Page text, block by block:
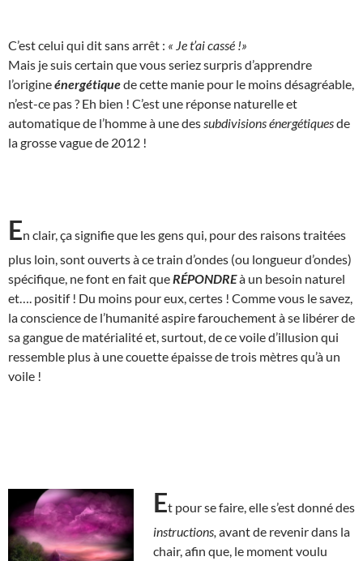
C’est celui qui dit sans arrêt : « Je t’ai cassé !»
Mais je suis certain que vous seriez surpris d’apprendre
l’origineénergétiquede cette manie pour le moins désagréable,
n’est-ce pas ? Eh bien ! C’est une réponse naturelle et
automatique de l’homme à une des subdivisions énergétiquesde
la grosse vague de 2012 !
En clair, ça signifie que les gens qui, pour des raisons traitées
plus loin, sont ouverts à ce train d’ondes (ou longueur d’ondes)
spécifique, ne font en fait que RÉPONDREà un besoin naturel
et…. positif ! Du moins pour eux, certes ! Comme vous le savez,
la conscience de l’humanité aspire farouchement à se libérer de
sa gangue de matérialité et, surtout, de ce voile d’illusion qui
ressemble plus à une couette épaisse de trois mètres qu’à un
voile !
Et pour se faire, elle s’est donné des
instructions, avant de revenir dans la
chair, afin que, le moment voulu